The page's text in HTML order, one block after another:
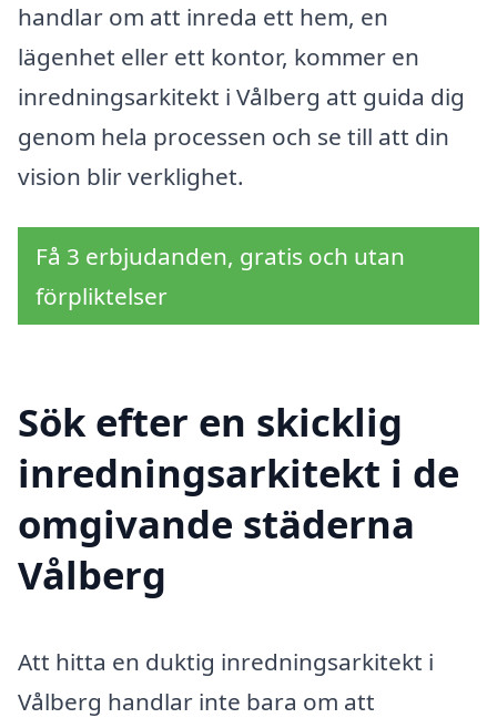
handlar om att inreda ett hem, en
lägenhet eller ett kontor, kommer en
inredningsarkitekt i Vålberg att guida dig
genom hela processen och se till att din
vision blir verklighet.
Få 3 erbjudanden, gratis och utan
förpliktelser
Sök efter en skicklig
inredningsarkitekt i de
omgivande städerna
Vålberg
Att hitta en duktig inredningsarkitekt i
Vålberg handlar inte bara om att